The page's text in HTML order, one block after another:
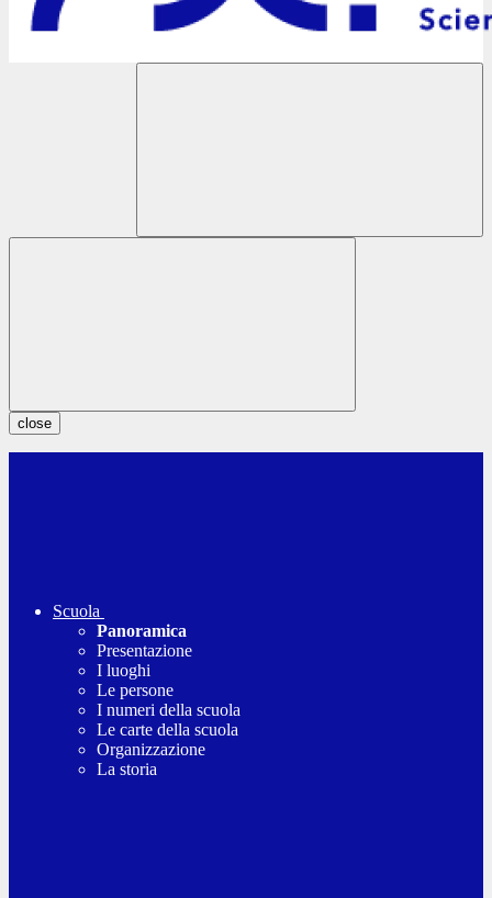
close
Scuola
Panoramica
Presentazione
I luoghi
Le persone
I numeri della scuola
Le carte della scuola
Organizzazione
La storia